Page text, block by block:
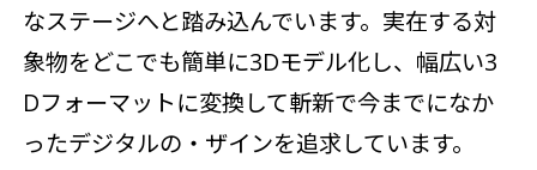
なステージへと踏み込んでいます。実在する対
象物をどこでも簡単に3Dモデル化し、幅広い3
Dフォーマットに変換して斬新で今までになか
ったデジタルの・ザインを追求しています。